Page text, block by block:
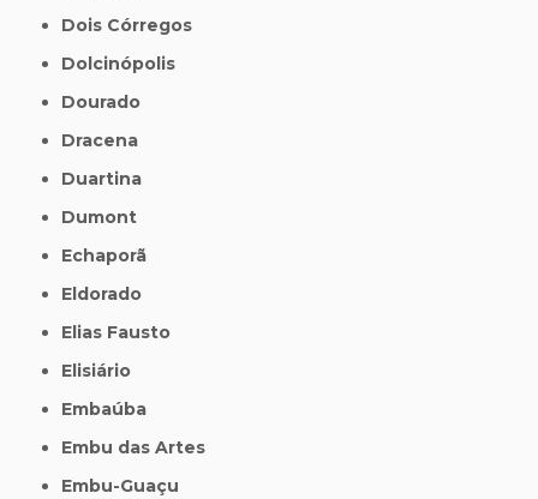
Dois Córregos
Dolcinópolis
Dourado
Dracena
Duartina
Dumont
Echaporã
Eldorado
Elias Fausto
Elisiário
Embaúba
Embu das Artes
Embu-Guaçu